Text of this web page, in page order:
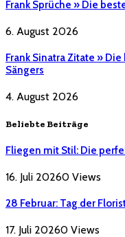
Frank Sprüche » Die
6. August 2026
Frank Sinatra Zitate »
Sängers
4. August 2026
Beliebte Beiträge
Fliegen mit Stil: Die
16. Juli 20260 Views
28 Februar: Tag der
17. Juli 20260 Views